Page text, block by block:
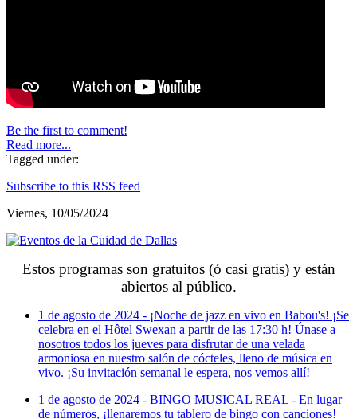
Be the first to comment!
Read more...
Tagged under:
Subscribe to this RSS feed
Viernes, 10/05/2024
Estos programas son gratuitos (ó casi gratis) y están
abiertos al público.
1 de agosto de 2024 - ¡Noche de jazz en vivo en Babou's! ¡Se
celebra en el Hôtel Swexan a partir de las 17:30 h! Únase a
nosotros todos los jueves para disfrutar de una velada
armoniosa en nuestro salón de cócteles, lleno de música en
vivo. ¡Su invitación semanal le espera, nos vemos allí!
1 de agosto de 2024 - BINGO MUSICAL REAL - En lugar
de números, ¡llenaremos tu tablero de bingo con canciones!